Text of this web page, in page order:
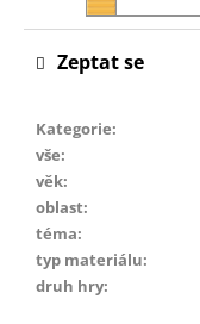
Kategorie:
vše:
věk:
oblast:
téma:
typ materiálu:
druh hry:
Zeptat se